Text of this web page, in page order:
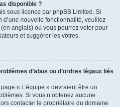
disponible ?
sous licence par phpBB Limited. Si
d’une nouvelle fonctionnalité, veuillez
(en anglais) où vous pourrez voter pour
et suggérer les vôtres.
d’abus ou d’ordres légaux liés
« L’équipe » devraient être un
Si vous n’obtenez aucune
contacter le propriétaire du domaine